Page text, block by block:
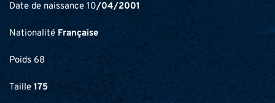
Date de naissance 10/04/2001
Nationalité Française
Poids 68
Taille 175